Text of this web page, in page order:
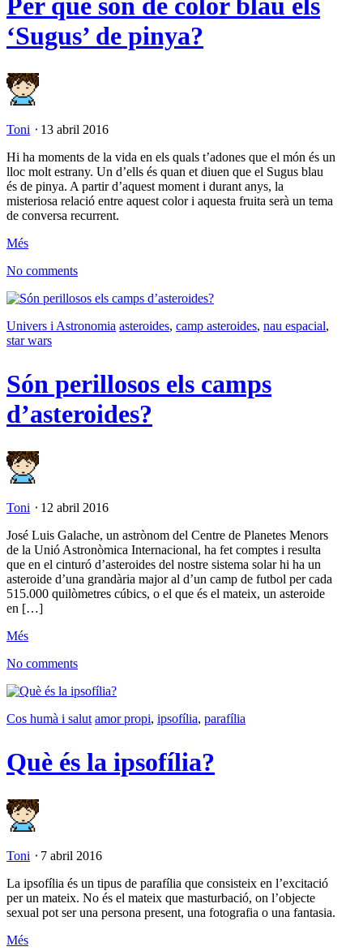
‘Sugus’ de pinya?
Toni ⋅ 13 abril 2016
Hi ha moments de la vida en els quals t’adones que el món és un
lloc molt estrany. Un d’ells és quan et diuen que el Sugus blau
és de pinya. A partir d’aquest moment i durant anys, la
misteriosa relació entre aquest color i aquesta fruita serà un tema
de conversa recurrent.
Més
No comments
Univers i Astronomia asteroides, camp asteroides, nau espacial,
star wars
Són perillosos els camps
d’asteroides?
Toni ⋅ 12 abril 2016
José Luis Galache, un astrònom del Centre de Planetes Menors
de la Unió Astronòmica Internacional, ha fet comptes i resulta
que en el cinturó d’asteroides del nostre sistema solar hi ha un
asteroide d’una grandària major al d’un camp de futbol per cada
515.000 quilòmetres cúbics, o el que és el mateix, un asteroide
en […]
Més
No comments
Cos humà i salut amor propi, ipsofília, parafília
Què és la ipsofília?
Toni ⋅ 7 abril 2016
La ipsofília és un tipus de parafília que consisteix en l’excitació
per un mateix. No és el mateix que masturbació, on l’objecte
sexual pot ser una persona present, una fotografia o una fantasia.
Més